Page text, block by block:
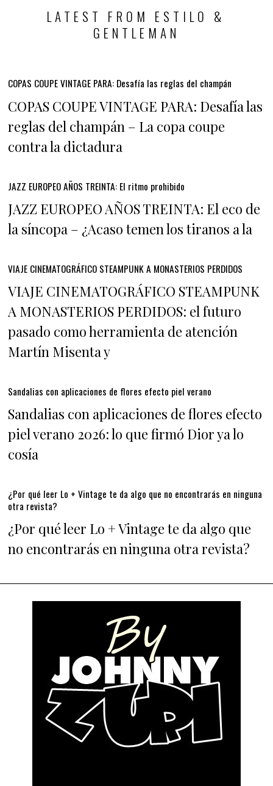
LATEST FROM ESTILO &
GENTLEMAN
COPAS COUPE VINTAGE PARA: Desafía las reglas del champán
COPAS COUPE VINTAGE PARA: Desafía las
reglas del champán – La copa coupe
contra la dictadura
JAZZ EUROPEO AÑOS TREINTA: El ritmo prohibido
JAZZ EUROPEO AÑOS TREINTA: El eco de
la síncopa – ¿Acaso temen los tiranos a la
VIAJE CINEMATOGRÁFICO STEAMPUNK A MONASTERIOS PERDIDOS
VIAJE CINEMATOGRÁFICO STEAMPUNK
A MONASTERIOS PERDIDOS: el futuro
pasado como herramienta de atención
Martín Misenta y
Sandalias con aplicaciones de flores efecto piel verano
Sandalias con aplicaciones de flores efecto
piel verano 2026: lo que firmó Dior ya lo
cosía
¿Por qué leer Lo + Vintage te da algo que no encontrarás en ninguna
otra revista?
¿Por qué leer Lo + Vintage te da algo que
no encontrarás en ninguna otra revista?